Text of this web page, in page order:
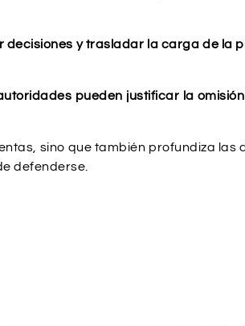
y trasladar la carga de la
pueden justificar la
sino que también profundiza
defenderse.